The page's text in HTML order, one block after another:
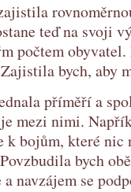
teď na svoji
počtem
bych, aby
příměří a
mezi nimi.
k bojům, které
bych
navzájem se